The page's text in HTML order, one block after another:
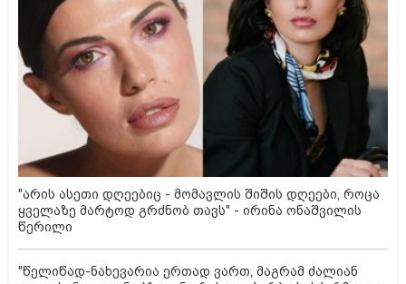
"არის ასეთი დღეებიც - მომავლის შიშის დღეები, როცა
ყველაზე მარტოდ გრძნობ თავს" - ირინა ონაშვილის
წერილი
"წელიწად-ნახევარია ერთად ვართ, მაგრამ ძალიან